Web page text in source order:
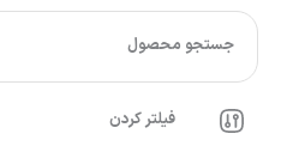
جستجو محصول
فیلتر کردن